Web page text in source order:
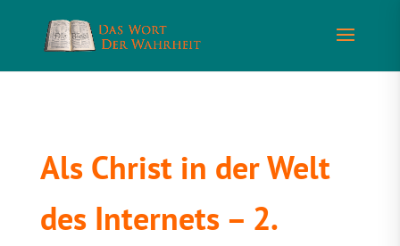
Als Christ in der Welt
des Internets – 2.